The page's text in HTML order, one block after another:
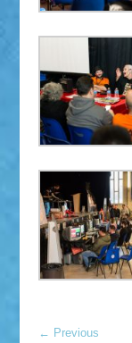
← Previous